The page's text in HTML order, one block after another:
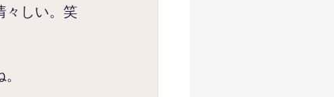
々しい。笑